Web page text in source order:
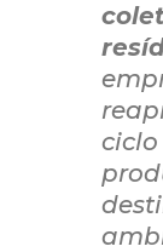
ciclo